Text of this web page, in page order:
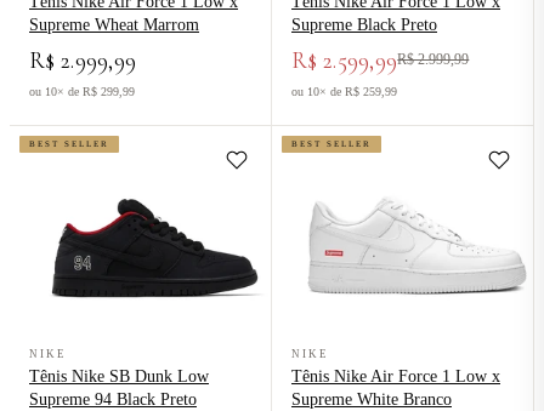
Supreme Wheat Marrom
R$ 2.999,99
ou 10× de R$ 299,99
Supreme Black Preto
R$ 2.599,99R$ 2.999,99
ou 10× de R$ 259,99
BEST SELLER
NIKE
Tênis Nike SB Dunk Low
Supreme 94 Black Preto
BEST SELLER
NIKE
Tênis Nike Air Force 1 Low x
Supreme White Branco